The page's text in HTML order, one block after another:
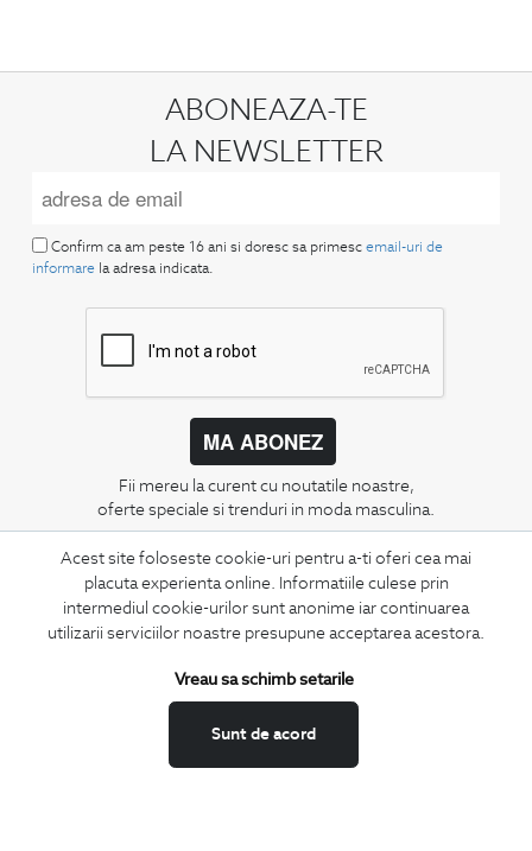
Acest site foloseste cookie-uri pentru a-ti oferi cea mai
placuta experienta online. Informatiile culese prin
intermediul cookie-urilor sunt anonime iar continuarea
utilizarii serviciilor noastre presupune acceptarea acestora.
Sunt de acord
Vreau sa schimb setarile
ABONEAZA-TE
LA NEWSLETTER
Confirm ca am peste 16 ani si doresc sa primesc email-uri de
informare la adresa indicata.
MA ABONEZ
Fii mereu la curent cu noutatile noastre,
oferte speciale si trenduri in moda masculina.
CONCIERGE
Termeni si conditii
Schimburi si retur
ANPC